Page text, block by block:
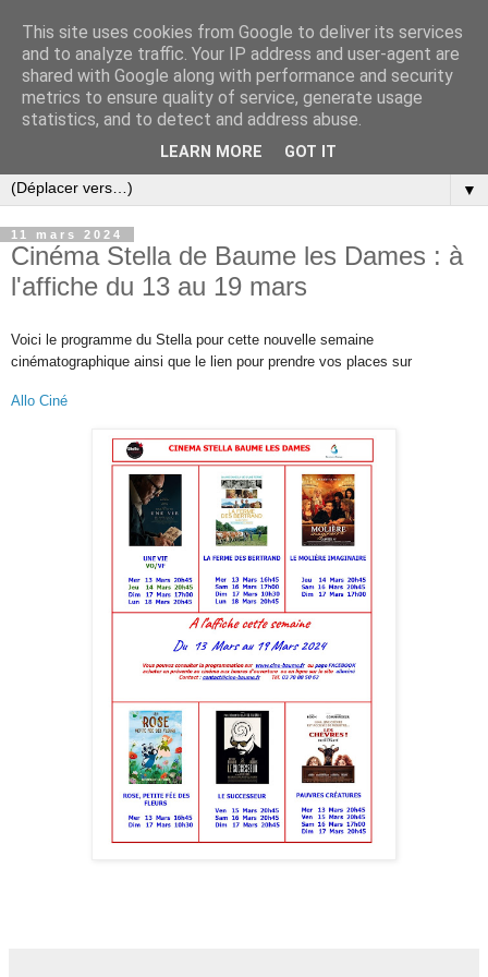
▼
11 mars 2024
Cinéma Stella de Baume les Dames : à
l'affiche du 13 au 19 mars
Voici le programme du Stella pour cette nouvelle semaine
cinématographique ainsi que l e lien pour prendre vos places sur
Allo Ciné
This site uses cookies from Google to deliver its services
and to analyze traffic. Your IP address and user-agent are
shared with Google along with performance and security
metrics to ensure quality of service, generate usage
statistics, and to detect and address abuse.
LEARN MORE GOT IT